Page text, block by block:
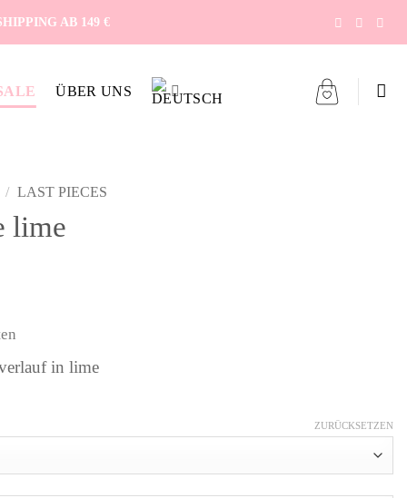
AB 149 €
ÜBER UNS
/ LAST PIECES
lime
in lime
ZURÜCKSETZEN